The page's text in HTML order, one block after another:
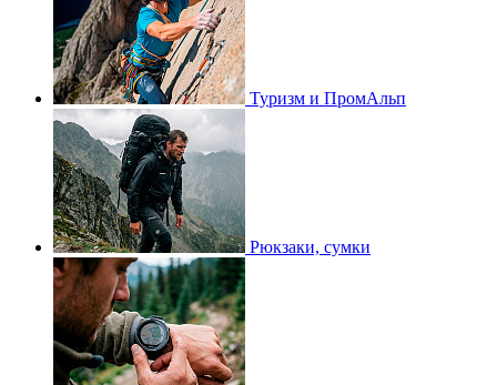
Туризм и ПромАльп
Рюкзаки, сумки